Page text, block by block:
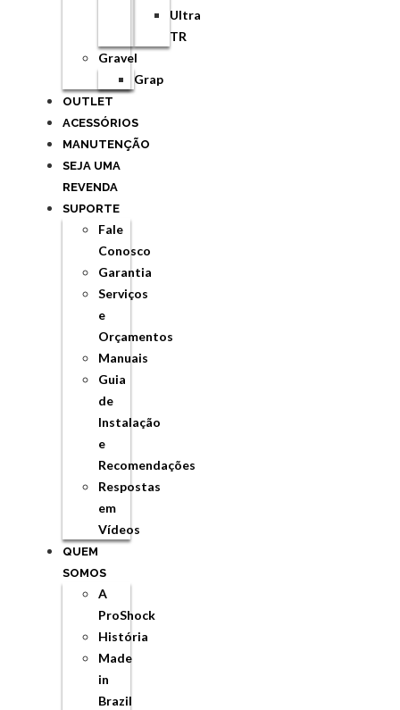
Ultra
TR
Gravel
Grap
OUTLET
ACESSÓRIOS
MANUTENÇÃO
SEJA UMA
REVENDA
SUPORTE
Fale
Conosco
Garantia
Serviços
e
Orçamentos
Manuais
Guia
de
Instalação
e
Recomendações
Respostas
em
Vídeos
QUEM
SOMOS
A
ProShock
História
Made
in
Brazil